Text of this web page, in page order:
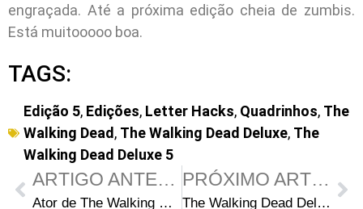
engraçada. Até a próxima edição cheia de zumbis.
Está muitooooo boa.
TAGS:
Edição 5, Edições, Letter Hacks, Quadrinhos, The
Walking Dead, The Walking Dead Deluxe, The
Walking Dead Deluxe 5
ARTIGO ANTERIOR
Ator de The Walking Dead está sendo cancelado por apoiar assédio sexual
PRÓXIMO ARTIGO
The Walking Dead Deluxe 5 – Cutting Room Floor: Roteiro e Comentários